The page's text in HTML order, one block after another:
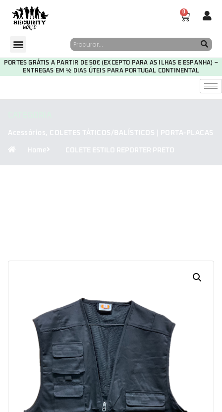
0
PORTES GRÁTIS A PARTIR DE 50€ (EXCEPTO PARA AS ILHAS E ESPANHA) –
ENTREGAS EM ½ DIAS ÚTEIS PARA PORTUGAL CONTINENTAL
Acessórios, COLETES TÁTICOS/BALÍSTICOS | PORTA-PLACAS
Home COLETE ESTILO REPORTER PRETO